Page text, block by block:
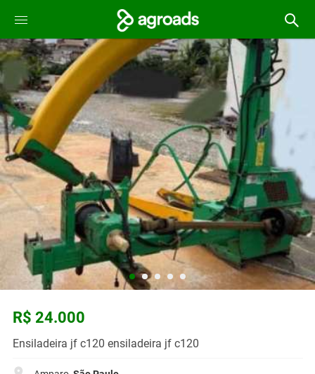
R$ 24.000
Ensiladeira jf c120 ensiladeira jf c120